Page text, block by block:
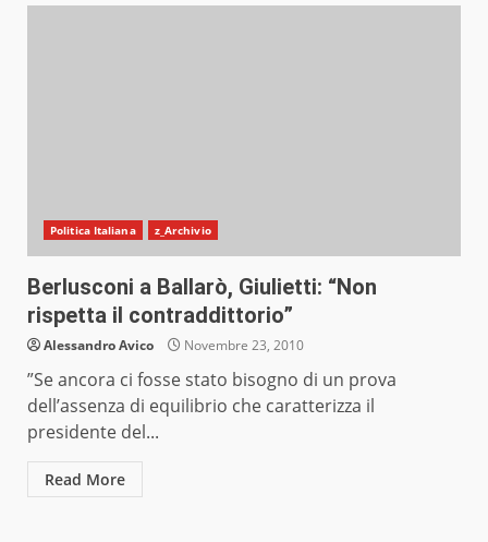
Politica Italiana z_Archivio
Berlusconi a Ballarò, Giulietti: “Non
rispetta il contraddittorio”
Alessandro Avico Novembre 23, 2010
”Se ancora ci fosse stato bisogno di un prova
dell’assenza di equilibrio che caratterizza il
presidente del...
Read More